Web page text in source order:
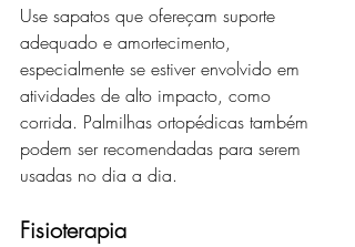
Use sapatos que ofereçam suporte
adequado e amortecimento,
especialmente se estiver envolvido em
atividades de alto impacto, como
corrida. Palmilhas ortopédicas também
podem ser recomendadas para serem
usadas no dia a dia.
Fisioterapia